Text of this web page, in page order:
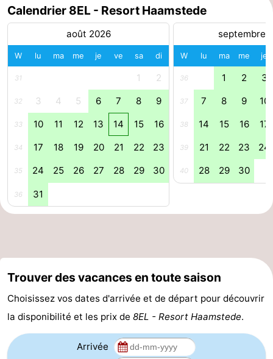
-
Piscines
-
Faire
du
vélo
Randonnée
Équitation
golf
Peche
-
des
phoques
Boire
et
manger
Événements
Pratiques
Calendrier 8EL - Resort Haamstede
août 2026
W lu ma me je ve sa di
31 1 2
32 3 4 5 6 7 8 9
33 10 11 12 13 14 15 16
34 17 18 19 20 21 22 23
35 24 25 26 27 28 29 30
36 31
septembre
W lu ma me je
36 1 2 3
37 7 8 9 10
38 14 15 16 17
39 21 22 23 24
40 28 29 30
Trouver des vacances en toute saison
Choisissez vos dates d'arrivée et de départ pour découvrir
la disponibilité et les prix de 8EL - Resort Haamstede.
Arrivée